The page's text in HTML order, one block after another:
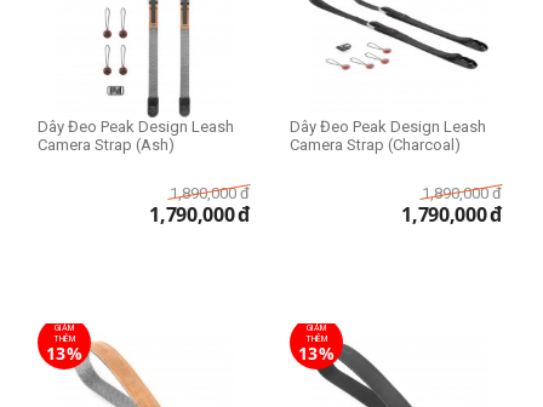
Dây Đeo Peak Design Leash
Camera Strap (Ash)
1,890,000 đ
1,790,000đ
Dây Đeo Peak Design Leash
Camera Strap (Charcoal)
1,890,000 đ
1,790,000đ
GIẢM
THÊM
13%
GIẢM
THÊM
13%